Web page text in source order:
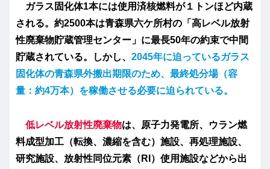
ガラス固化体1本には使用済核燃料が１トンほど内蔵
される。約2500本は青森県六ケ所村の「高レベル放射
性廃棄物貯蔵管理センター」に最長50年の約束で中間
貯蔵されている。しかし、 2045年に迫っているガラス
固化体の青森県外搬出期限のため、最終処分場（容
量：約4万本）を稼働させる必要に迫られている。
低レベル放射性廃棄物は、原子力発電所、ウラン燃
料成型加工（転換、濃縮を含む）施設、再処理施設、
研究施設、放射性同位元素（RI）使用施設などから出